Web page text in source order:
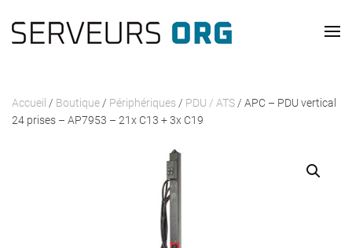
Passer au contenu principal
Accueil / Boutique / Périphériques / PDU / ATS / APC – PDU vertical
24 prises – AP7953 – 21x C13 + 3x C19